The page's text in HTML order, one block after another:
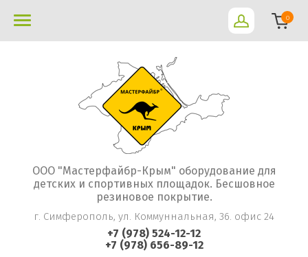
0
ООО "Мастерфайбр-Крым" оборудование для
детских и спортивных площадок. Бесшовное
резиновое покрытие.
г. Симферополь, ул. Коммуннальная, 36. офис 24
+7 (978) 524-12-12
+7 (978) 656-89-12